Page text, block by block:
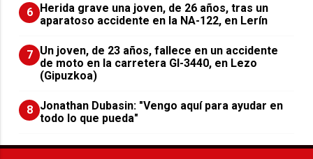
6
Herida grave una joven, de 26 años, tras un
aparatoso accidente en la NA-122, en Lerín
7 Un joven, de 23 años, fallece en un accidente
de moto en la carretera GI-3440, en Lezo
(Gipuzkoa)
8 Jonathan Dubasin: "Vengo aquí para ayudar en
todo lo que pueda"